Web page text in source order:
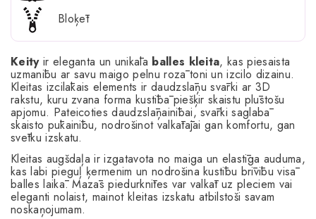
Bloķēt
Keityir eleganta un unikāla balles kleita, kas piesaista
uzmanību ar savu maigo pelnu rozā toni un izcilo dizainu.
Kleitas izcilākais elements ir daudzslāņu svārki ar 3D
rakstu, kuru zvana forma kustībā piešķir skaistu plūstošu
apjomu. Pateicoties daudzslāņainībai, svārki saglabā
skaisto pūkainību, nodrošinot valkātājai gan komfortu, gan
svētku izskatu.
Kleitas augšdaļa ir izgatavota no maiga un elastīga auduma,
kas labi pieguļ ķermenim un nodrošina kustību brīvību visā
balles laikā. Mazās piedurknītes var valkāt uz pleciem vai
eleganti nolaist, mainot kleitas izskatu atbilstoši savam
noskaņojumam.